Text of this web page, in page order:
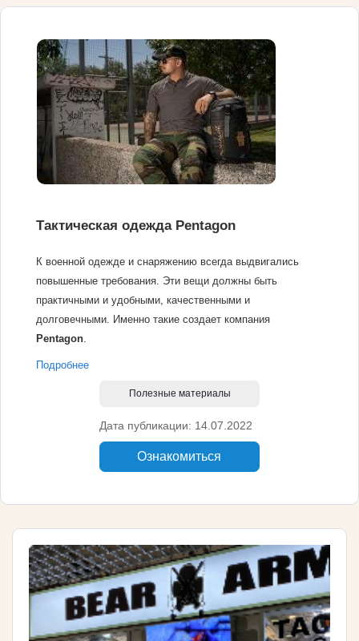
Тактическая одежда Pentagon
К военной одежде и снаряжению всегда выдвигались
повышенные требования. Эти вещи должны быть
практичными и удобными, качественными и
долговечными. Именно такие создает компания
Pentagon
Подробнее
Полезные материалы
Дата публикации: 14.07.2022
Ознакомиться